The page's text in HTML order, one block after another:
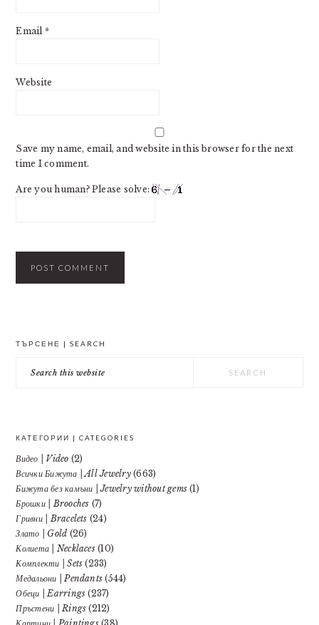
Email *
Website
Save my name, email, and website in this browser for the next
time I comment.
Are you human? Please solve:
ТЪРСЕНЕ | SEARCH
this
КАТЕГОРИИ | CATEGORIES
Видео | Video (2)
Всички Бижута | All Jewelry(663)
Бижута без камъни | Jewelry without gems (1)
Брошки | Brooches (7)
Гривни | Bracelets (24)
Злато | Gold (26)
Колиета | Necklaces(10)
Комплекти | Sets (233)
Медальони | Pendants (544)
Обеци | Earrings (237)
Пръстени | Rings (212)